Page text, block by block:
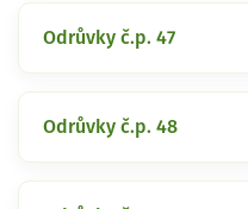
Odrůvky č.p. 47
Odrůvky č.p. 48